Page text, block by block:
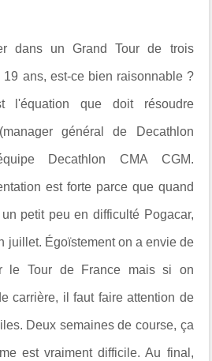
dans un Grand Tour de trois
ans, est-ce bien raisonnable ?
l'équation que doit résoudre
général de Decathlon
Decathlon CMA CGM.
est forte parce que quand
petit peu en difficulté Pogacar,
juillet. Égoïstement on a envie de
le Tour de France mais si on
carrière, il faut faire attention de
Deux semaines de course, ça
est vraiment difficile. Au final,